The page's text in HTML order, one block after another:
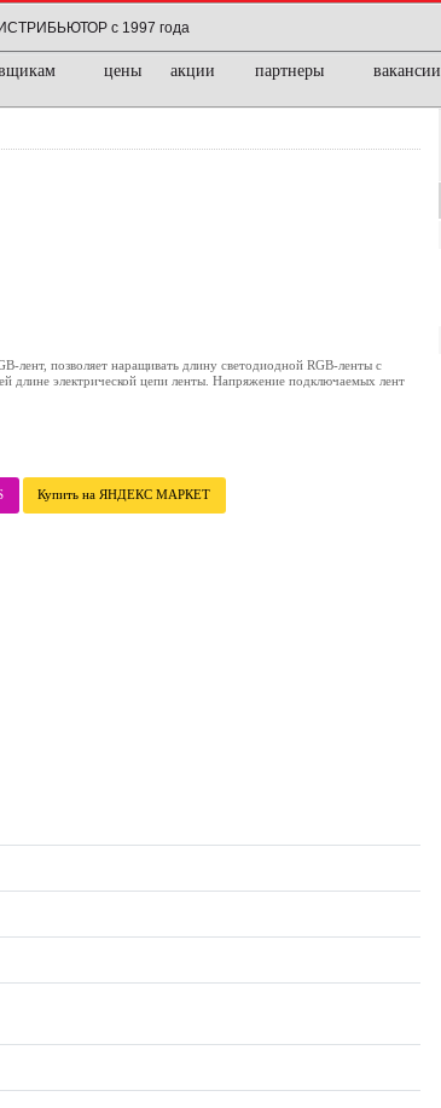
с 1997 года
цены акции партнеры вакансии
лент, позволяет наращивать длину светодиодной RGB-ленты с
длине электрической цепи ленты. Напряжение подключаемых лент
Купить на ЯНДЕКС МАРКЕТ